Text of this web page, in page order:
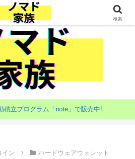
族で目指す海外移住
積立プログラム「note」で販売中!
イン ハードウェアウォレット
検索